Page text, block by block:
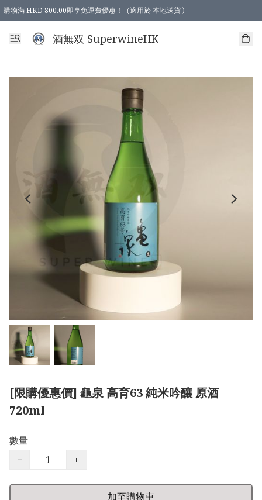
購物滿 HKD 800.00即享免運費優惠！（適用於 本地送貨 )
酒無双 SuperwineHK
[限購優惠價] 龜泉 高育63 純米吟釀 原酒
720ml
數量
−
+
加至購物車